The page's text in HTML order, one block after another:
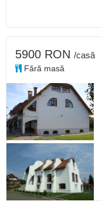
5900 RON /casă
Fără masă